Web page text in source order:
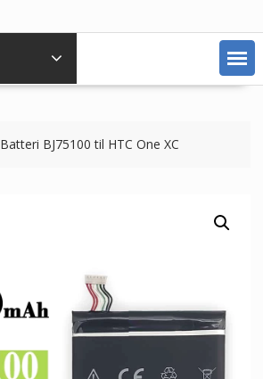
Batteri BJ75100 til HTC One XC